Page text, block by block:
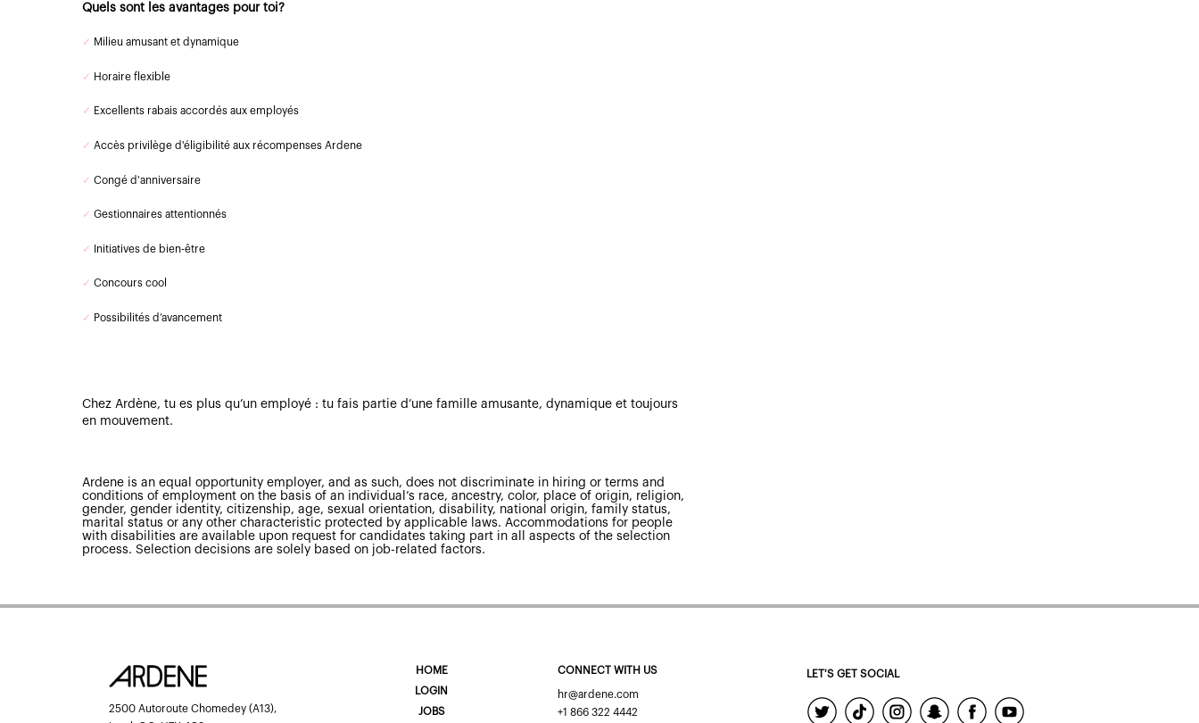
Quels sont les avantages pour toi?
✓ Milieu amusant et dynamique
✓ Horaire flexible
✓ Excellents rabais accordés aux employés
✓ Accès privilège d'éligibilité aux récompenses Ardene
✓ Congé d'anniversaire
✓ Gestionnaires attentionnés
✓ Initiatives de bien-être
✓ Concours cool
✓ Possibilités d’avancement
Chez Ardène, tu es plus qu’un employé : tu fais partie d’une famille amusante, dynamique et toujours
en mouvement.
Ardene is an equal opportunity employer, and as such, does not discriminate in hiring or terms and
conditions of employment on the basis of an individual’s race, ancestry, color, place of origin, religion,
gender, gender identity, citizenship, age, sexual orientation, disability, national origin, family status,
marital status or any other characteristic protected by applicable laws. Accommodations for people
with disabilities are available upon request for candidates taking part in all aspects of the selection
process. Selection decisions are solely based on job-related factors.
2500 Autoroute Chomedey (A13),
HOME
LOGIN
JOBS
CONNECT WITH US
hr@ardene.com
+1 866 322 4442
LET'S GET SOCIAL